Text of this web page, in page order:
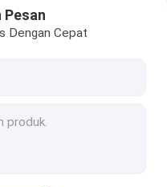
Pesan
Dengan Cepat